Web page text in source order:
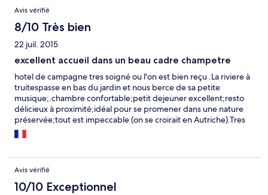
Avis vérifié
8/10 Très bien
22 juil. 2015
excellent accueil dans un beau cadre champetre
hotel de campagne tres soigné ou l'on est bien reçu .La riviere à
truitespasse en bas du jardin et nous berce de sa petite
musique;.chambre confortable;petit dejeuner excellent;resto
délicieux à proximité;idéal pour se promener dans une nature
préservée;tout est impeccable (on se croirait en Autriche).Tres
bon rapport qualité-prix .je recommande vivement
Avis vérifié
10/10 Exceptionnel